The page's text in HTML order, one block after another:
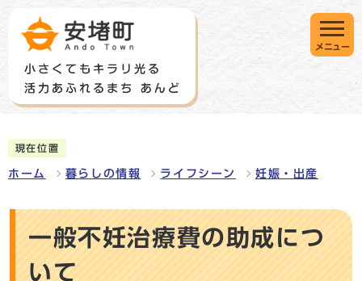
メニュー
現在位置
ホーム 暮らしの情報 ライフシーン 妊娠・出産
一般不妊治療費の助成につ
いて